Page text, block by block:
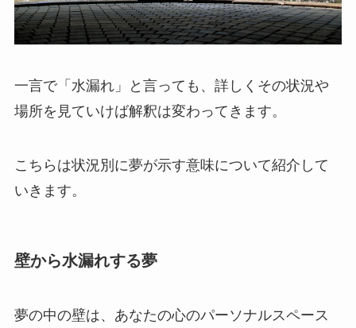
一言で「水漏れ」と言っても、詳しくその状況や
場所を見ていけば解釈は変わってきます。
こちらは状況別に夢が示す意味について紹介して
いきます。
壁から水漏れする夢
夢の中の壁は、あなたの心のパーソナルスペース